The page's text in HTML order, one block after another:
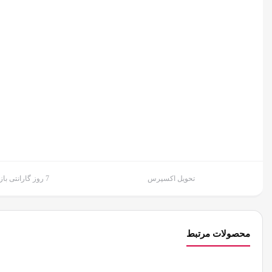
تحویل اکسپرس 7 روز گارانتی بازگشت وجه
محصولات مرتبط